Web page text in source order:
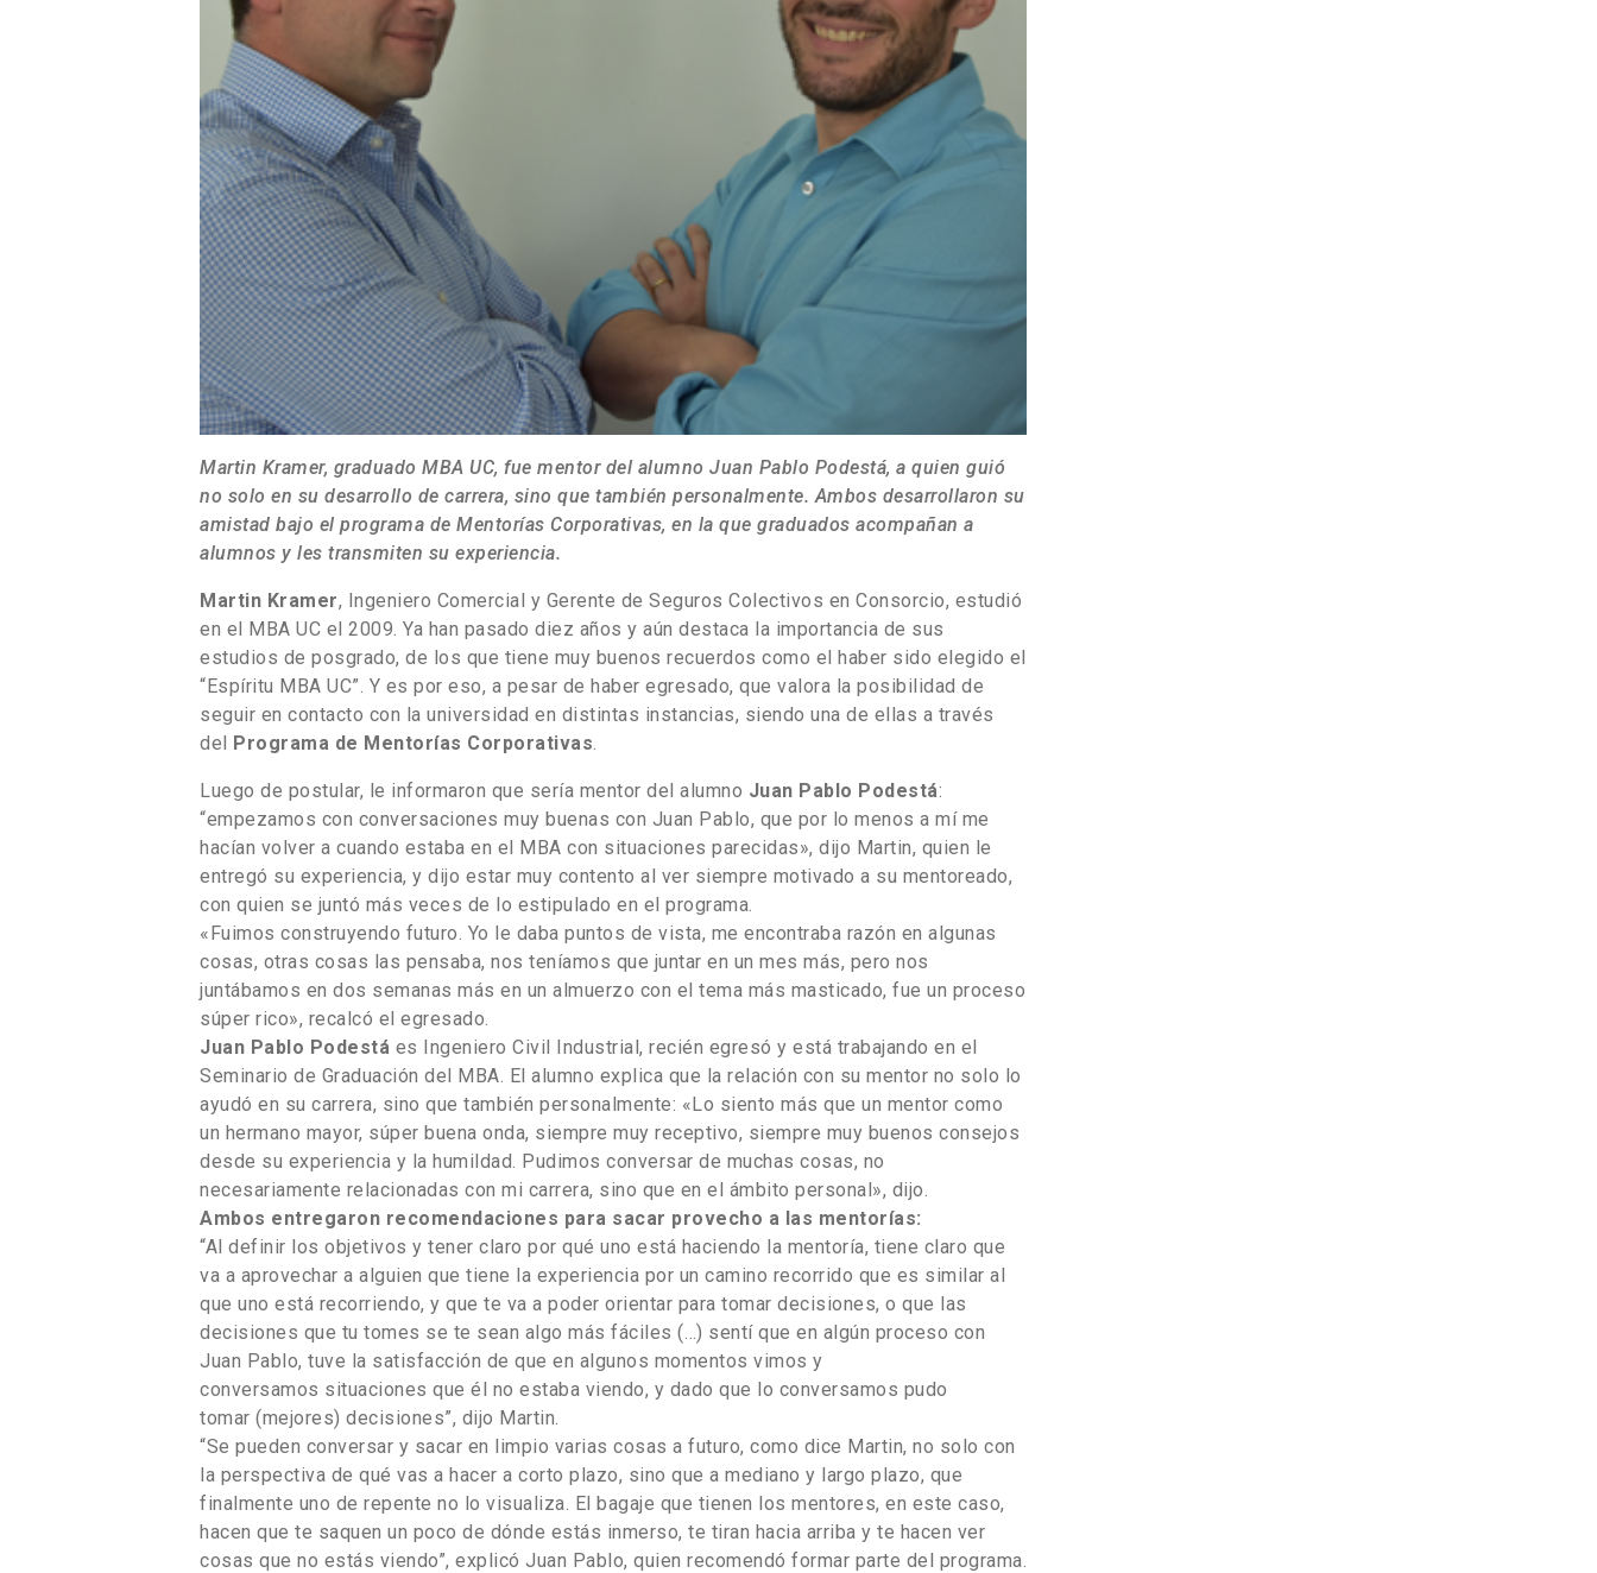
Martin Kramer, graduado MBA UC, fue mentor del alumno Juan Pablo Podestá, a quien guió
no solo en su desarrollo de carrera, sino que también personalmente. Ambos desarrollaron su
amistad bajo el programa de Mentorías Corporativas, en la que graduados acompañan a
alumnos y les transmiten su experiencia.
Martin Kramer, Ingeniero Comercial y Gerente de Seguros Colectivos en Consorcio, estudió
en el MBA UC el 2009. Ya han pasado diez años y aún destaca la importancia de sus
estudios de posgrado, de los que tiene muy buenos recuerdos como el haber sido elegido el
“Espíritu MBA UC”. Y es por eso, a pesar de haber egresado, que valora la posibilidad de
seguir en contacto con la universidad en distintas instancias, siendo una de ellas a través
del Programa de Mentorías Corporativas
Luego de postular, le informaron que sería mentor del alumno Juan Pablo Podestá:
“empezamos con conversaciones muy buenas con Juan Pablo, que por lo menos a mí me
hacían volver a cuando estaba en el MBA con situaciones parecidas», dijo Martin, quien le
entregó su experiencia, y dijo estar muy contento al ver siempre motivado a su mentoreado,
con quien se juntó más veces de lo estipulado en el programa.
«Fuimos construyendo futuro. Yo le daba puntos de vista, me encontraba razón en algunas
cosas, otras cosas las pensaba, nos teníamos que juntar en un mes más, pero nos
juntábamos en dos semanas más en un almuerzo con el tema más masticado, fue un proceso
súper rico», recalcó el egresado.
Juan Pablo Podestá es Ingeniero Civil Industrial, recién egresó y está trabajando en el
Seminario de Graduación del MBA. El alumno explica que la relación con su mentor no solo lo
ayudó en su carrera, sino que también personalmente: «Lo siento más que un mentor como
un hermano mayor, súper buena onda, siempre muy receptivo, siempre muy buenos consejos
desde su experiencia y la humildad. Pudimos conversar de muchas cosas, no
necesariamente relacionadas con mi carrera, sino que en el ámbito personal», dijo.
Ambos entregaron recomendaciones para sacar provecho a las mentorías:
“Al definir los objetivos y tener claro por qué uno está haciendo la mentoría, tiene claro que
va a aprovechar a alguien que tiene la experiencia por un camino recorrido que es similar al
que uno está recorriendo, y que te va a poder orientar para tomar decisiones, o que las
decisiones que tu tomes se te sean algo más fáciles (…) sentí que en algún proceso con
Juan Pablo, tuve la satisfacción de que en algunos momentos vimos y
conversamos situaciones que él no estaba viendo, y dado que lo conversamos pudo
tomar (mejores) decisiones”, dijo Martin.
“Se pueden conversar y sacar en limpio varias cosas a futuro, como dice Martin, no solo con
la perspectiva de qué vas a hacer a corto plazo, sino que a mediano y largo plazo, que
finalmente uno de repente no lo visualiza. El bagaje que tienen los mentores, en este caso,
hacen que te saquen un poco de dónde estás inmerso, te tiran hacia arriba y te hacen ver
cosas que no estás viendo”, explicó Juan Pablo, quien recomendó formar parte del programa.